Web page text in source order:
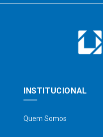
INSTITUCIONAL
Quem Somos